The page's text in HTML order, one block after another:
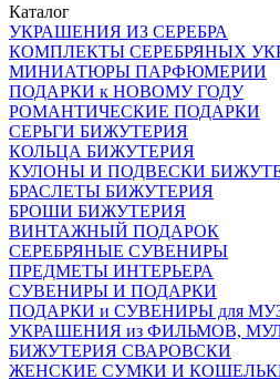
Каталог
УКРАШЕНИЯ ИЗ СЕРЕБРА
КОМПЛЕКТЫ СЕРЕБРЯНЫХ
МИНИАТЮРЫ ПАРФЮМЕРИИ
ПОДАРКИ к НОВОМУ ГОДУ
РОМАНТИЧЕСКИЕ ПОДАРКИ
СЕРЬГИ БИЖУТЕРИЯ
КОЛЬЦА БИЖУТЕРИЯ
КУЛОНЫ И ПОДВЕСКИ
БРАСЛЕТЫ БИЖУТЕРИЯ
БРОШИ БИЖУТЕРИЯ
ВИНТАЖНЫЙ ПОДАРОК
СЕРЕБРЯНЫЕ СУВЕНИРЫ
ПРЕДМЕТЫ ИНТЕРЬЕРА
СУВЕНИРЫ И ПОДАРКИ
ПОДАРКИ и СУВЕНИРЫ для
УКРАШЕНИЯ из ФИЛЬМОВ,
БИЖУТЕРИЯ СВАРОВСКИ
ЖЕНСКИЕ СУМКИ И